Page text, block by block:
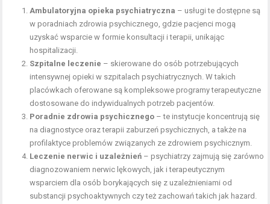
Ambulatoryjna opieka psychiatryczna – usługi te dostępne są
w poradniach zdrowia psychicznego, gdzie pacjenci mogą
uzyskać wsparcie w formie konsultacji i terapii, unikając
hospitalizacji.
Szpitalne leczenie – skierowane do osób potrzebujących
intensywnej opieki w szpitalach psychiatrycznych. W takich
placówkach oferowane są kompleksowe programy terapeutyczne
dostosowane do indywidualnych potrzeb pacjentów.
Poradnie zdrowia psychicznego – te instytucje koncentrują się
na diagnostyce oraz terapii zaburzeń psychicznych, a także na
profilaktyce problemów związanych ze zdrowiem psychicznym.
Leczenie nerwic i uzależnień – psychiatrzy zajmują się zarówno
diagnozowaniem nerwic lękowych, jak i terapeutycznym
wsparciem dla osób borykających się z uzależnieniami od
substancji psychoaktywnych czy też zachowań takich jak hazard.